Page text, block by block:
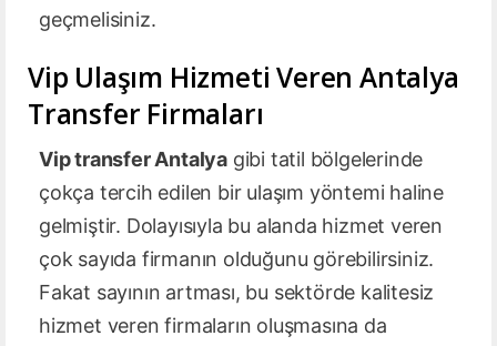
geçmelisiniz.
Vip Ulaşım Hizmeti Veren Antalya
Transfer Firmaları
Vip transfer Antalya gibi tatil bölgelerinde
çokça tercih edilen bir ulaşım yöntemi haline
gelmiştir. Dolayısıyla bu alanda hizmet veren
çok sayıda firmanın olduğunu görebilirsiniz.
Fakat sayının artması, bu sektörde kalitesiz
hizmet veren firmaların oluşmasına da